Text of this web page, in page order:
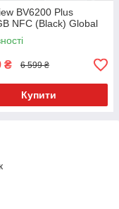
BV6200 Plus
NFC (Black) Global
₴ 6 599 ₴
Купити